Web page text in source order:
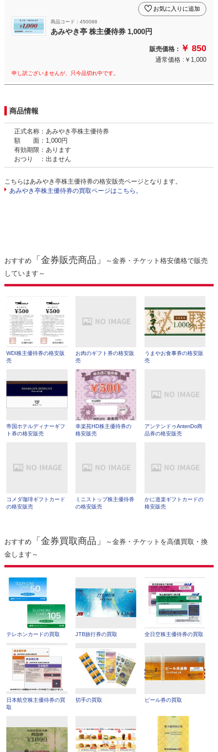
商品コード：450088
あみやき亭 株主優待券 1,000円
お気に入りに追加
販売価格 : ￥ 850
通常価格 :￥1,000
申し訳ございませんが、只今品切れ中です。
商品情報
正式名称：あみやき亭株主優待券
額 面：1,000円
有効期限：あります
おつり ：出ません
こちらはあみやき亭株主優待券の格安販売ページとなります。
あみやき亭株主優待券の買取ページはこちら。
おすすめ 「金券販売商品」
～金券・チケット格安価格で販売
しています～
WDI株主優待券の格安販
売
お肉のギフト券の格安販
売
うまやお食事券の格安販
売
帝国ホテルディナーギフ
ト券の格安販売
幸楽苑HD株主優待券の
格安販売
アンテンドゥAntenDo商
品券の格安販売
コメダ珈琲ギフトカード
の格安販売
ミニストップ株主優待券
の格安販売
かに道楽ギフトカードの
格安販売
おすすめ 「金券買取商品」
～金券・チケットを高価買取・換
金します～
テレホンカードの買取 JTB旅行券の買取 全日空株主優待券の買取
日本航空株主優待券の買
取
切手の買取 ビール券の買取